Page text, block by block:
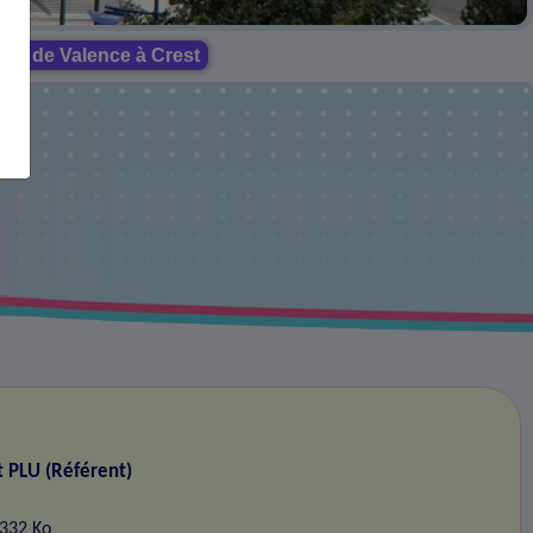
de Valence à Crest
(Référent)